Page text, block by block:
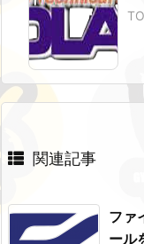
関連記事
ファ
ール